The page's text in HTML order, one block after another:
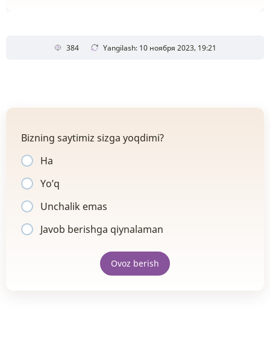
384 Yangilash: 10 ноября 2023, 19:21
Bizning saytimiz sizga yoqdimi?
Ha
Yo’q
Unchalik emas
Javob berishga qiynalaman
Ovoz berish